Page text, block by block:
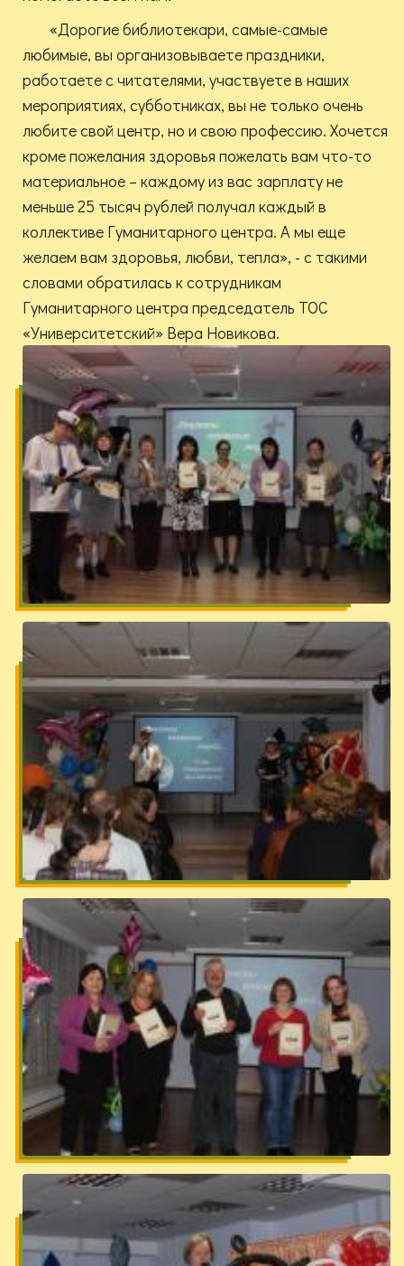
«Дорогие библиотекари, самые-самые
любимые, вы организовываете праздники,
работаете с читателями, участвуете в наших
мероприятиях, субботниках, вы не только очень
любите свой центр, но и свою профессию. Хочется
кроме пожелания здоровья пожелать вам что-то
материальное – каждому из вас зарплату не
меньше 25 тысяч рублей получал каждый в
коллективе Гуманитарного центра. А мы еще
желаем вам здоровья, любви, тепла», - с такими
словами обратилась к сотрудникам
Гуманитарного центра председатель ТОС
«Университетский» Вера Новикова.